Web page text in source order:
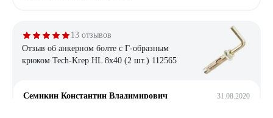
13 отзывов
Отзыв об анкерном болте с Г-образным
крюком Tech-Krep HL 8x40 (2 шт.) 112565
Семикин Константин Владимирович 31.08.2020